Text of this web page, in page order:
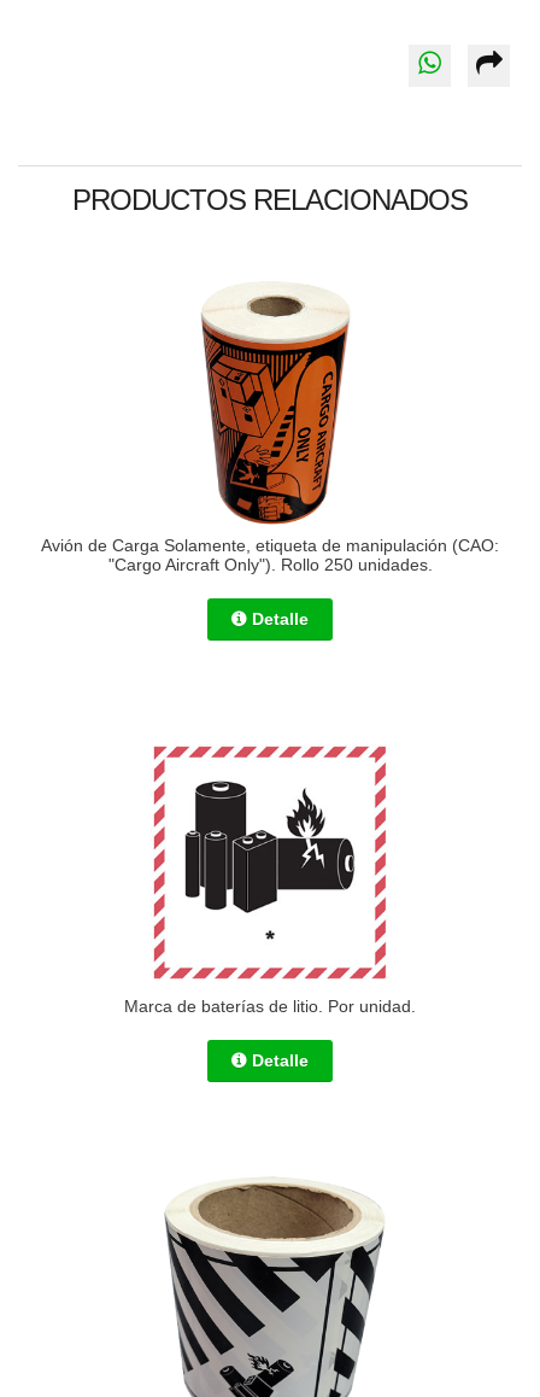
PRODUCTOS RELACIONADOS
Avión de Carga Solamente, etiqueta de manipulación (CAO:
"Cargo Aircraft Only"). Rollo 250 unidades.
Detalle
Marca de baterías de litio. Por unidad.
Detalle